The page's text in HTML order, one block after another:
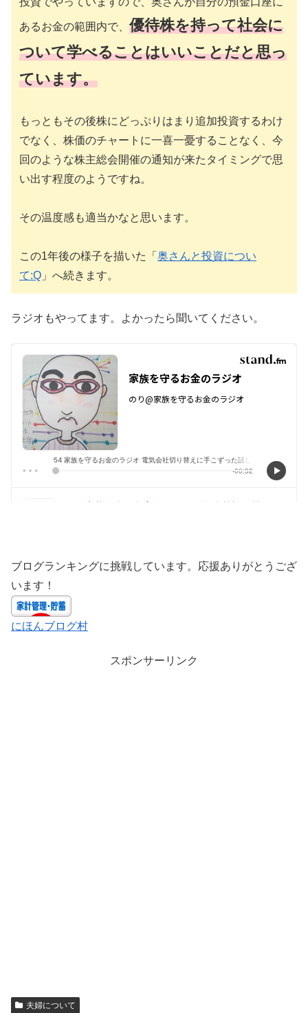
あるお金の範囲内で、 優待株を持って社会に
ついて学べることはいいことだと思っ
ています。
もっともその後株にどっぷりはまり追加投資するわけ
でなく、株価のチャートに一喜一憂することなく、今
回のような株主総会開催の通知が来たタイミングで思
い出す程度のようですね。
その温度感も適当かなと思います。
この1年後の様子を描いた「 奥さんと投資につい
て:Q 」へ続きます。
ラジオもやってます。よかったら聞いてください。
ブログランキングに挑戦しています。応援ありがとうござ
います！
にほんブログ村
スポンサーリンク
夫婦について